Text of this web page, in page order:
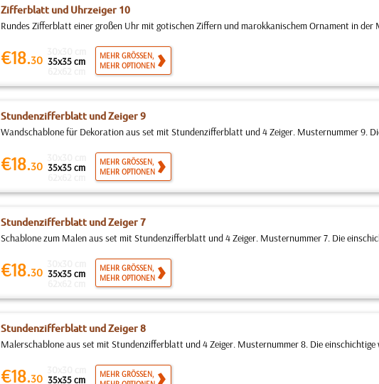
Zifferblatt und Uhrzeiger 10
Rundes Zifferblatt einer großen Uhr mit gotischen Ziffern und marokkanischem Ornament in der
€18.30 35x35 cm
MEHR GRÖSSEN,
MEHR OPTIONEN
Stundenzifferblatt und Zeiger 9
Wandschablone für Dekoration aus set mit Stundenzifferblatt und 4 Zeiger. Musternummer 9.
€18.30 35x35 cm
MEHR GRÖSSEN,
MEHR OPTIONEN
Stundenzifferblatt und Zeiger 7
Schablone zum Malen aus set mit Stundenzifferblatt und 4 Zeiger. Musternummer 7. Die
€18.30 35x35 cm
MEHR GRÖSSEN,
MEHR OPTIONEN
Stundenzifferblatt und Zeiger 8
Malerschablone aus set mit Stundenzifferblatt und 4 Zeiger. Musternummer 8. Die einschichtige
€18.30 35x35 cm
MEHR GRÖSSEN,